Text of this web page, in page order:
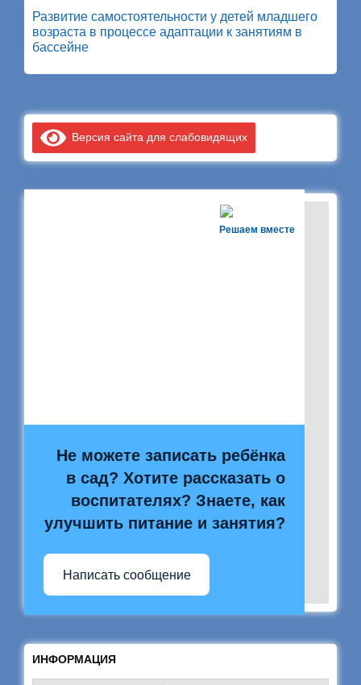
Развитие самостоятельности у детей младшего
возраста в процессе адаптации к занятиям в
бассейне
Версия сайта для слабовидящих
Решаем вместе
Не можете записать ребёнка
в сад? Хотите рассказать о
воспитателях? Знаете, как
улучшить питание и занятия?
Написать сообщение
ИНФОРМАЦИЯ